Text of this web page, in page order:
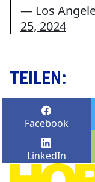
— Los
25, 2024
TEILEN:
Facebook
LinkedIn